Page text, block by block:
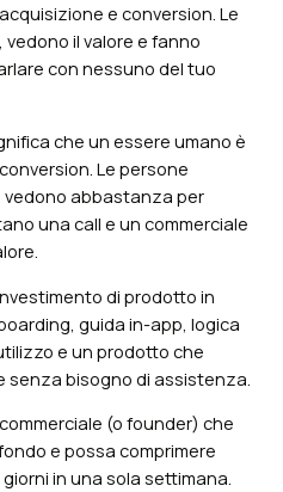
e conversion. Le
il valore e fanno
con nessuno del tuo
che un essere umano è
Le persone
abbastanza per
una call e un commerciale
di prodotto in
guida in-app, logica
e un prodotto che
senza bisogno di assistenza.
(o founder) che
e possa comprimere
in una sola settimana.